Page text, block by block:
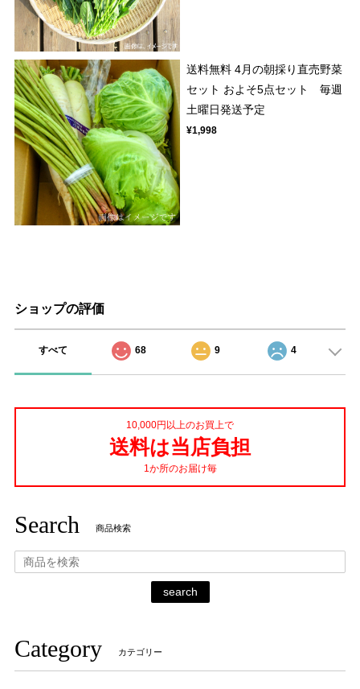
送料無料 4月の朝採り直売野菜
セット およそ5点セット 毎週
土曜日発送予定
¥1,998
ショップの評価
すべて 68 9 4
10,000円以上のお買上で
送料は当店負担
1か所のお届け毎
Search 商品検索
search
Category カテゴリー